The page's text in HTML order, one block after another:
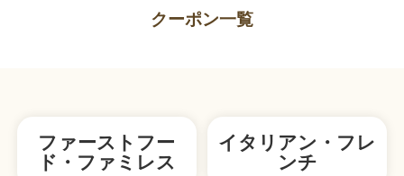
クーポン一覧
ファーストフー
ド・ファミレス
イタリアン・フレ
ンチ